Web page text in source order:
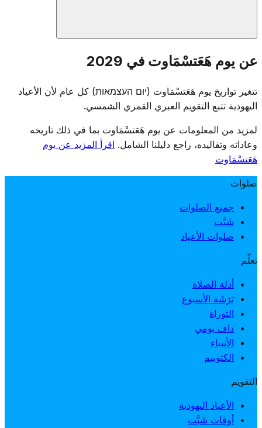
عند المغيب في يوم هزيكارون، تُقام مراسم على جبل هرتسل
تُعلن الانتقال. تُطفأ شعلات الذكرى التذكارية ويبدأ الاحتفال — من
الحداد إلى الفرح في أمسية واحدة، تأكيداً على الثمن المدفوع من
أجل الاستقلال.
عن يوم هَعَتسْمَاوت في 2029
تتغير تواريخ يوم هَعَتسْمَاوت (יום העצמאות) كل عام لأن الأعياد
اليهودية تتبع التقويم العبري القمري الشمسي.
لمزيد من المعلومات عن يوم هَعَتسْمَاوت بما في ذلك تاريخه
وعاداته وتقاليده، راجع دليلنا الشامل. اقرأ المزيد عن يوم
هَعَتسْمَاوت
صلوات
جميع الصلوات
شَبَّت
صلوات الأعياد
تعلّم
أدلة الصلاة
بَرَشَة الأسبوع
التوراة
داف يومي
الأنبياء
الكتوبيم
التقويم
الأعياد اليهودية
أوقات شَبَّت